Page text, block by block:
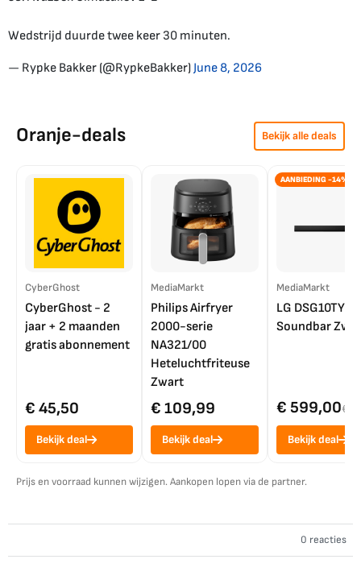
Wedstrijd duurde twee keer 30 minuten.
— Rypke Bakker (@RypkeBakker)June 8, 2026
Oranje-deals Bekijk alle deals
CyberGhost
CyberGhost - 2
jaar + 2 maanden
gratis abonnement
€ 45,50
Bekijk deal
MediaMarkt
Philips Airfryer
2000-serie
NA321/00
Heteluchtfriteuse
Zwart
€ 109,99
Bekijk deal
AANBIEDING -14%
MediaMarkt
LG DSG10TY
Soundbar
€ 599,00€
Bekijk deal
Prijs en voorraad kunnen wijzigen. Aankopen lopen via de partner.
0 reacties